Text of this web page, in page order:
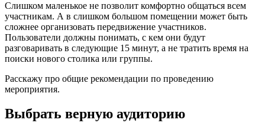
Слишком маленькое не позволит комфортно общаться всем
участникам. А в слишком большом помещении может быть
сложнее организовать передвижение участников.
Пользователи должны понимать, с кем они будут
разговаривать в следующие 15 минут, а не тратить время на
поиски нового столика или группы.
Расскажу про общие рекомендации по проведению
мероприятия.
Выбрать верную аудиторию